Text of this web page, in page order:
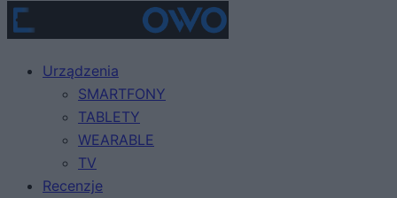
Urządzenia
SMARTFONY
TABLETY
WEARABLE
TV
Recenzje